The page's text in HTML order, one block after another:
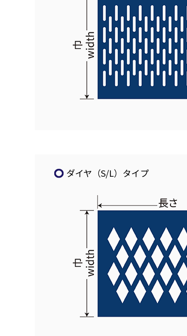
ダイヤ（S/L）タイプ